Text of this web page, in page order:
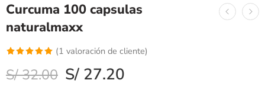
Curcuma 100 capsulas
naturalmaxx
con5.00de
(1 valoración de cliente)
S/32.00 S/ 27.20